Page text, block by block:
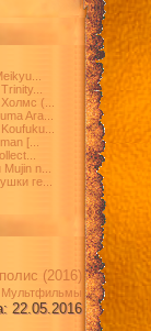
(...
Ara...
[...
n...
ге...
(2016)
Мультфильмы
22.05.2016